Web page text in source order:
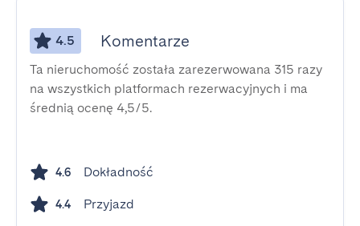
4.5 Komentarze
Ta nieruchomość została zarezerwowana 315 razy
na wszystkich platformach rezerwacyjnych i ma
średnią ocenę 4,5/5.
4.6 Dokładność
4.4 Przyjazd